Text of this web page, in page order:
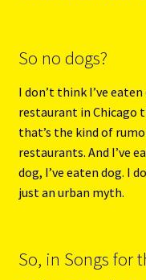
So no dogs?
I don’t think I’ve
restaurant in Chicago
that’s the kind of
restaurants. And I’ve
dog, I’ve eaten dog. I
just an urban myth.
So, in Songs for